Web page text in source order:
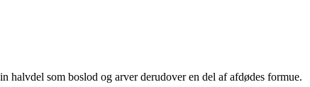
som boslod og arver derudover en del af afdødes formue.